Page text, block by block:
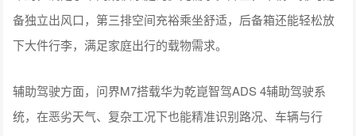
备独立出风口，第三排空间充裕乘坐舒适，后备箱还能轻松放
下大件行李，满足家庭出行的载物需求。
辅助驾驶方面，问界M7搭载华为乾崑智驾ADS 4辅助驾驶系
统，在恶劣天气、复杂工况下也能精准识别路况、车辆与行